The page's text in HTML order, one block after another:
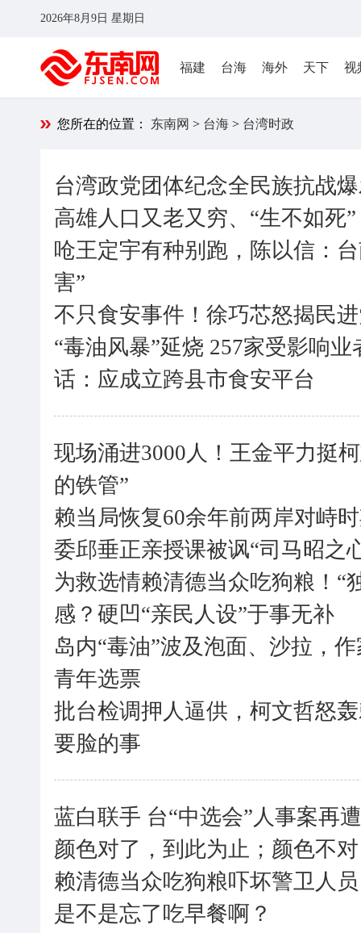
2026年8月9日 星期日
福建 台海 海外 天下 视
您所在的位置： 东南网 > 台海 > 台湾时政
台湾政党团体纪念全民族抗战
高雄人口又老又穷、“生不如死
呛王定宇有种别跑，陈以信：
害”
不只食安事件！徐巧芯怒揭民
“毒油风暴”延烧 257家受影响
话：应成立跨县市食安平台
现场涌进3000人！王金平力挺
的铁管”
赖当局恢复60余年前两岸对峙
委邱垂正亲授课被讽“司马昭之
为救选情赖清德当众吃狗粮！“
感？硬凹“亲民人设”于事无补
岛内“毒油”波及泡面、沙拉，
青年选票
批台检调押人逼供，柯文哲怒
要脸的事
蓝白联手 台“中选会”人事案再
颜色对了，到此为止；颜色不
赖清德当众吃狗粮吓坏警卫人
是不是忘了吃早餐啊？